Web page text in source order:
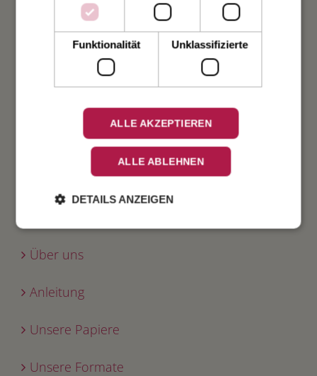
Geburt
Über uns
Anleitung
Unsere Papiere
Unsere Formate
Funktionalität Unklassifizierte
ALLE AKZEPTIEREN
ALLE ABLEHNEN
DETAILS ANZEIGEN